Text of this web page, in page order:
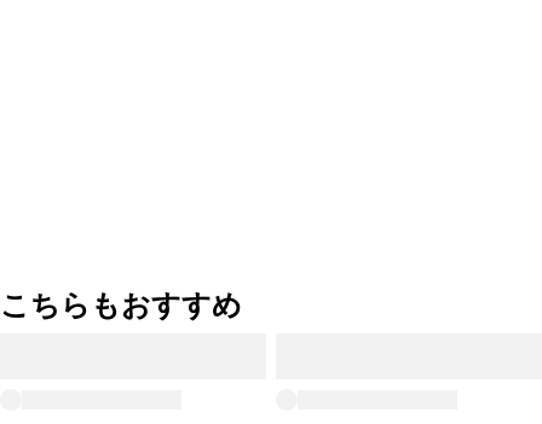
こちらもおすすめ